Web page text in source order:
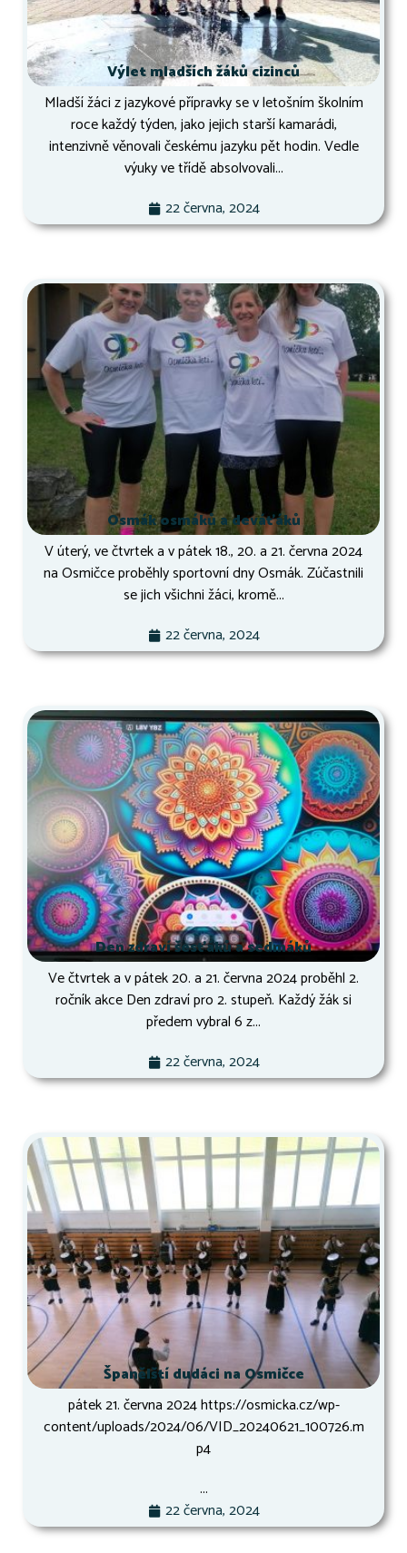
Výlet mladších žáků cizinců
Mladší žáci z jazykové přípravky se v letošním školním
roce každý týden, jako jejich starší kamarádi,
intenzivně věnovali českému jazyku pět hodin. Vedle
výuky ve třídě absolvovali...
22 června, 2024
Osmák osmáků a deváťáků
V úterý, ve čtvrtek a v pátek 18., 20. a 21. června 2024
na Osmičce proběhly sportovní dny Osmák. Zúčastnili
se jich všichni žáci, kromě...
22 června, 2024
Den zdraví šesťáků a sedmáků
Ve čtvrtek a v pátek 20. a 21. června 2024 proběhl 2.
ročník akce Den zdraví pro 2. stupeň. Každý žák si
předem vybral 6 z...
22 června, 2024
Španělští dudáci na Osmičce
pátek 21. června 2024 https://osmicka.cz/wp-
content/uploads/2024/06/VID_20240621_100726.m
p4
...
22 června, 2024